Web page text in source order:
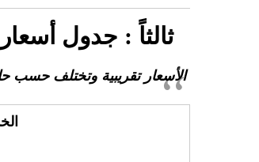
ثالثاً : جدول
الأسعار تقريبية وتختلف حسب